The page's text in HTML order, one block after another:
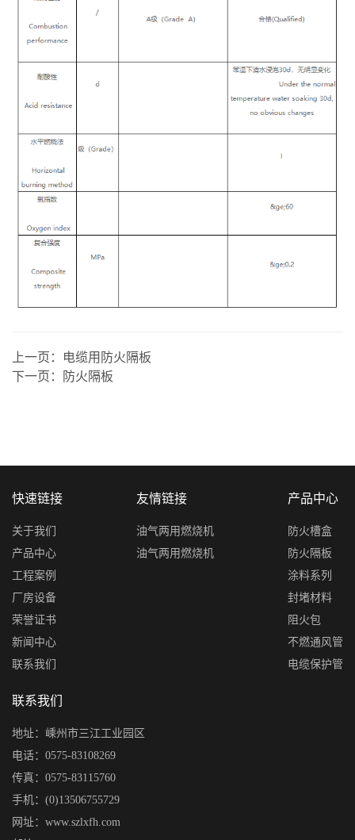
上一页：
电缆用防火隔板
下一页：
防火隔板
快速链接
关于我们
产品中心
工程案例
厂房设备
荣誉证书
新闻中心
联系我们
友情链接
油气两用燃烧机
油气两用燃烧机
产品中心
防火槽盒
防火隔板
涂料系列
封堵材料
阻火包
不燃通风管
电缆保护管
联系我们
地址：嵊州市三江工业园区
电话：0575-83108269
传真：0575-83115760
手机：(0)13506755729
网址：www.szlxfh.com